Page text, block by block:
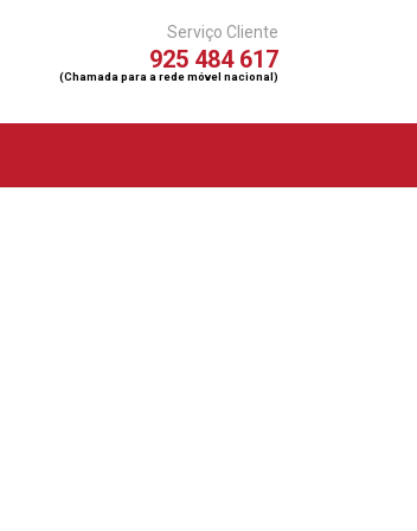
Serviço Cliente
925 484 617
(Chamada para a rede móvel nacional)